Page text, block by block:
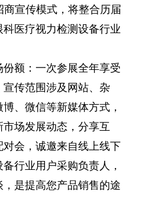
宣传模式，将整合历届
医疗视力检测设备行业
额：一次参展全年享受
传范围涉及网站、杂
、微信等新媒体方式，
场发展动态，分享互
会，诚邀来自线上线下
行业用户采购负责人，
是提高您产品销售的途